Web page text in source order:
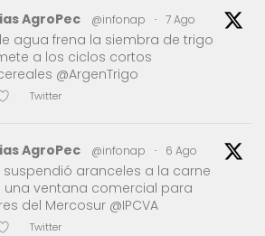
AgroPec @infonap · 7 Ago
agua frena la siembra de trigo
a los ciclos cortos
@ArgenTrigo
Twitter
AgroPec @infonap · 6 Ago
suspendió aranceles a la carne
una ventana comercial para
del Mercosur @IPCVA
Twitter